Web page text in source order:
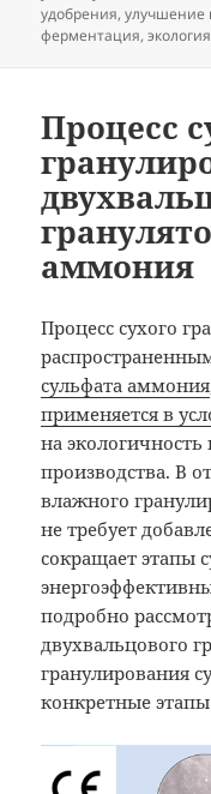
удобрения,улучшение
ферментация,экология
Процесс
аммония
Процесс сухого
сульфата аммония
применяется в
на
производства. В
влажного
не требует
сокращает этапы
подробно
двухвальцового
гранулирования
конкретные этапы